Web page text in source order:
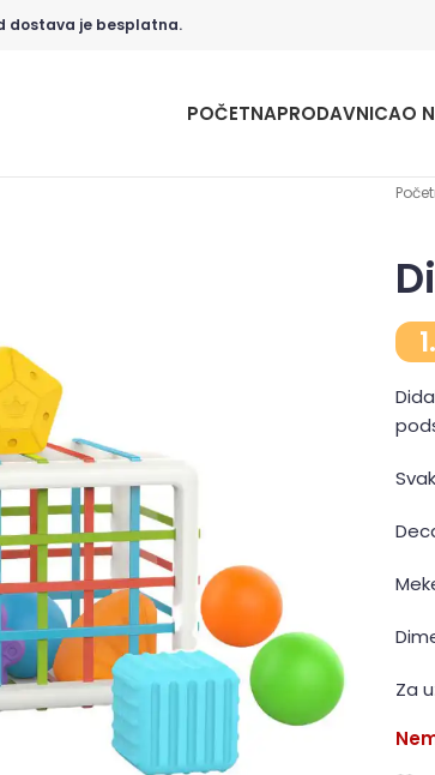
dostava je besplatna.
POČETNAPRODAVNICAO
Za